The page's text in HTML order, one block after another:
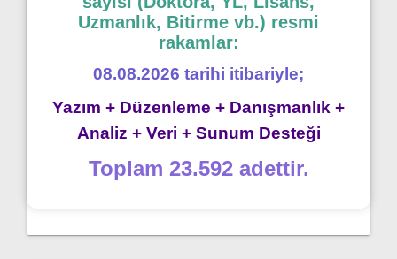
Uzmanlık, Bitirme vb.) resmi
rakamlar:
08.08.2026 tarihi itibariyle;
Yazım + Düzenleme + Danışmanlık +
Analiz + Veri + Sunum Desteği
Toplam 23.592 adettir.